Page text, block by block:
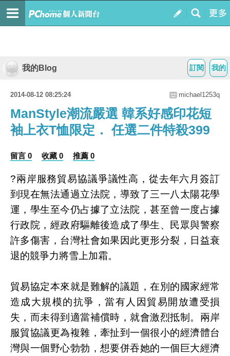
我的
訂閱
我的Blog
2014-08-12 08:25:24 michael1253q
ManStyle潮流嚴選 韓系好感印花短
袖上衣T恤限定． 任選二件特殺399
留言 0 收藏 0 推薦 0
?兩岸服務貿易協議爭議性高，從去年六月簽訂
到現在無法通過立法院，導致了三一八太陽花學
運，學生至今仍占據了立法院，甚至曾一度占據
行政院，經政府驅離後造成了學生、民眾與警察
許多傷害，台灣社會如果因此更形分裂，日益衰
退的競爭力將雪上加霜。
貿易協定本來就是難解的議題，在別的國家經常
造成大規模的抗爭，當有人因貿易開放遭受損
失，而未得到適當補償時，就會激烈抵制。兩岸
服貿協議更為複雜，牽扯到一個很小的經濟體台
灣與一個野心勃勃，想要併吞她的一個巨大經濟